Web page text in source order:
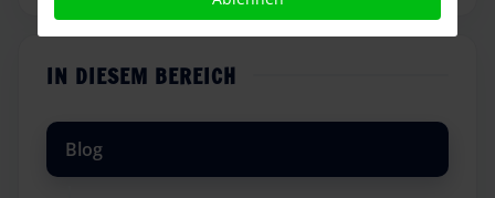
IN DIESEM BEREICH
Blog